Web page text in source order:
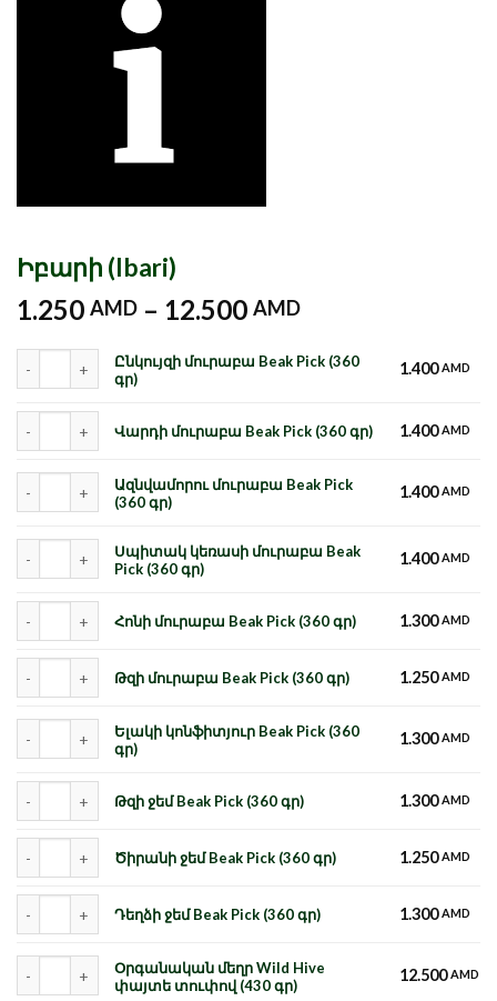
Իբարի (Ibari)
1.250 AMD – 12.500 AMD
Ընկույզի մուրաբա Beak Pick (360
գր)
1.400AMD
Վարդի մուրաբա Beak Pick (360 գր) 1.400AMD
Ազնվամորու մուրաբա Beak Pick
(360 գր)
1.400AMD
Սպիտակ կեռասի մուրաբա Beak
Pick (360 գր)
1.400AMD
Հոնի մուրաբա Beak Pick (360 գր) 1.300AMD
Թզի մուրաբա Beak Pick (360 գր) 1.250AMD
Ելակի կոնֆիտյուր Beak Pick (360
գր)
1.300AMD
Թզի ջեմ Beak Pick (360 գր) 1.300AMD
Ծիրանի ջեմ Beak Pick (360 գր) 1.250AMD
Դեղձի ջեմ Beak Pick (360 գր) 1.300AMD
Օրգանական մեղր Wild Hive
փայտե տուփով (430 գր)
12.500AMD